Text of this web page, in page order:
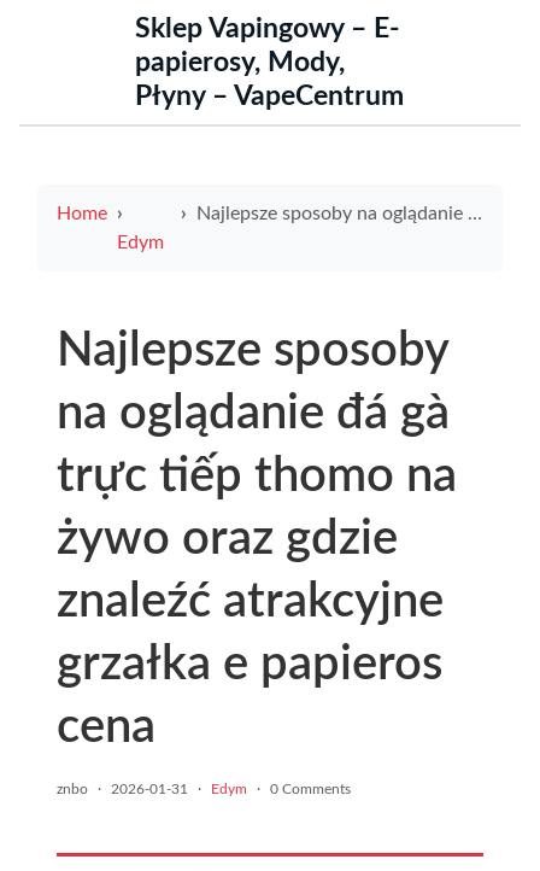
Sklep Vapingowy – E-
papierosy, Mody,
Płyny – VapeCentrum
Home
Edym
Najlepsze sposoby na oglądanie đá gà trực tiếp thomo na żywo oraz gdzie znaleźć atrakcyjne grzałka e papieros cena
Najlepsze sposoby
na oglądanie đá gà
trực tiếp thomo na
żywo oraz gdzie
znaleźć atrakcyjne
grzałka e papieros
cena
znbo · 2026-01-31 · Edym · 0 Comments